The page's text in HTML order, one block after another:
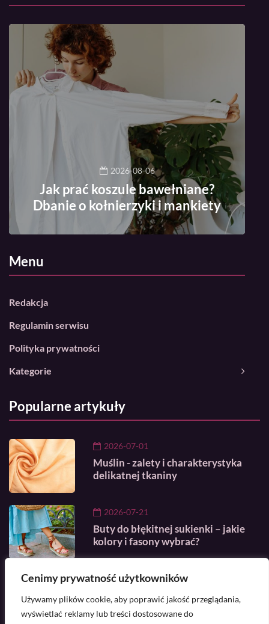
Cenimy prywatność użytkowników
Używamy plików cookie, aby poprawić jakość przeglądania,
wyświetlać reklamy lub treści dostosowane do
2026-08-06
Jak prać koszule bawełniane?
Dbanie o kołnierzyki i mankiety
Menu
Redakcja
Regulamin serwisu
Polityka prywatności
Kategorie
Popularne artykuły
2026-07-01
Muślin - zalety i charakterystyka
delikatnej tkaniny
2026-07-21
Buty do błękitnej sukienki – jakie
kolory i fasony wybrać?
2025-04-08
Czarna sukienka wieczorowa –
klasyka, która nigdy nie wychodzi z
mody